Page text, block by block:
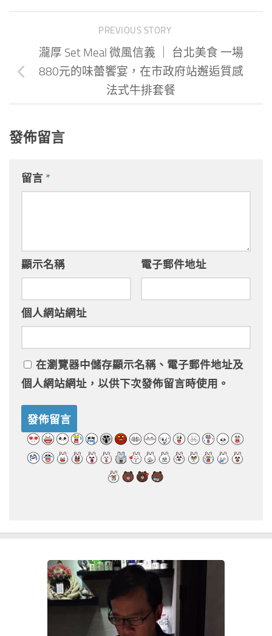
PREVIOUS STORY
瀧厚 Set Meal 微風信義 ｜ 台北美食 一場
880元的味蕾饗宴，在市政府站邂逅質感
法式牛排套餐
發佈留言
留言 *
顯示名稱 電子郵件地址
個人網站網址
在瀏覽器中儲存顯示名稱、電子郵件地址及
個人網站網址，以供下次發佈留言時使用。